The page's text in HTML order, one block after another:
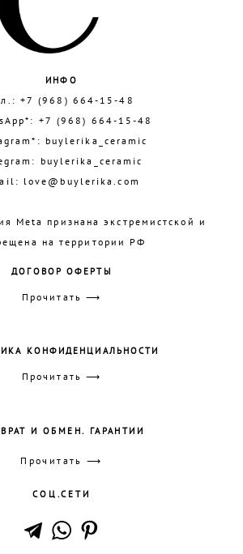
ИНФО
+7 (968) 664-15-48
+7 (968) 664-15-48
buylerika_ceramic
buylerika_ceramic
love@buylerika.com
Meta признана экстремистской и
на территории РФ
ДОГОВОР ОФЕРТЫ
Прочитать ⟶
КОНФИДЕНЦИАЛЬНОСТИ
Прочитать ⟶
И ОБМЕН. ГАРАНТИИ
Прочитать ⟶
СОЦ.СЕТИ